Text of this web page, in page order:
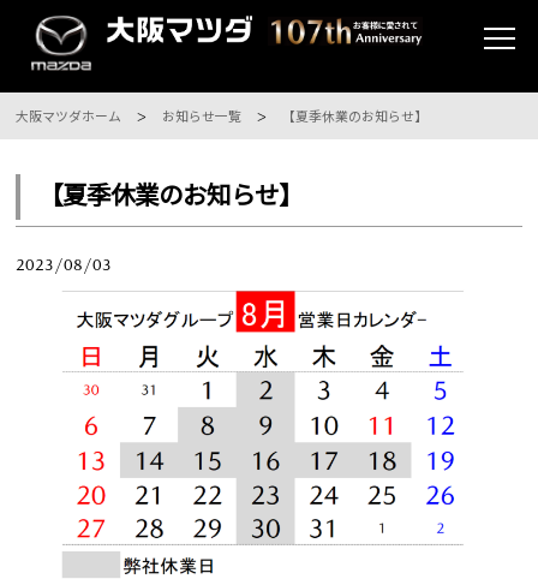
大阪マツダホーム お知らせ一覧 【夏季休業のお知らせ】
【夏季休業のお知らせ】
2023/08/03